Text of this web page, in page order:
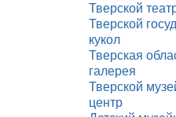
Тверской
Тверской
кукол
Тверская
галерея
Тверской
центр